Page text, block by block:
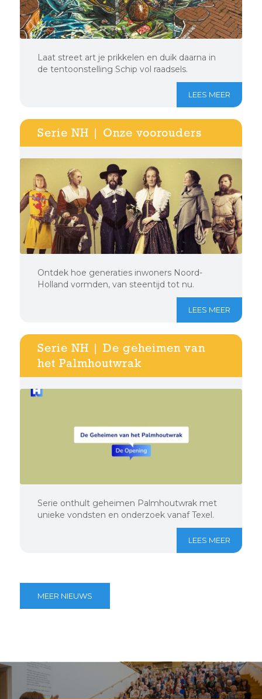
Laat street art je prikkelen en duik daarna in
de tentoonstelling Schip vol raadsels.
LEES MEER
Serie NH | Onze voorouders
Ontdek hoe generaties inwoners Noord-
Holland vormden, van steentijd tot nu.
LEES MEER
Serie NH | De geheimen van
het Palmhoutwrak
Serie onthult geheimen Palmhoutwrak met
unieke vondsten en onderzoek vanaf Texel.
LEES MEER
MEER NIEUWS